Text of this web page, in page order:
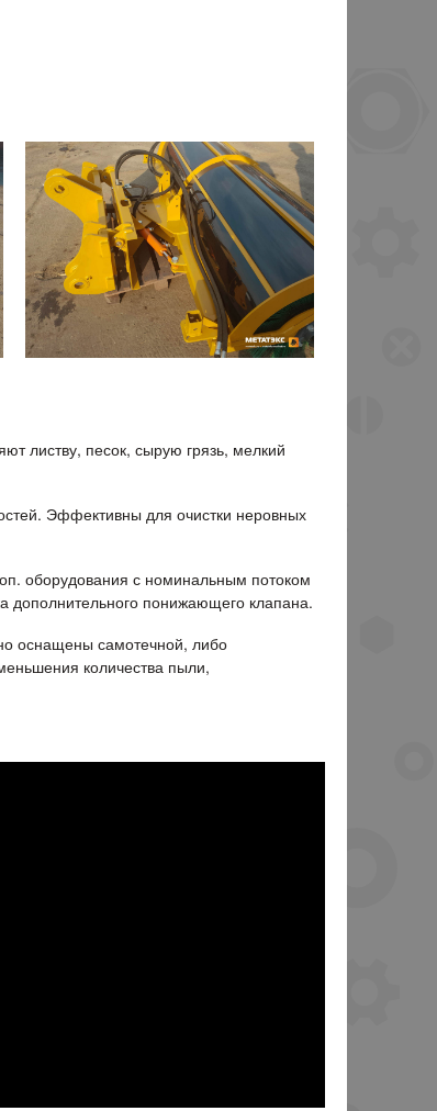
листву, песок, сырую грязь, мелкий
Эффективны для очистки неровных
оборудования с номинальным потоком
дополнительного понижающего клапана.
оснащены самотечной, либо
количества пыли,